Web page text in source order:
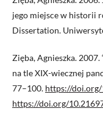
jego miejsce w historii
Dissertation.
Zięba, Agnieszka.
na tle XIX-wiecznej
77–100. https://doi.org/
https://doi.org/